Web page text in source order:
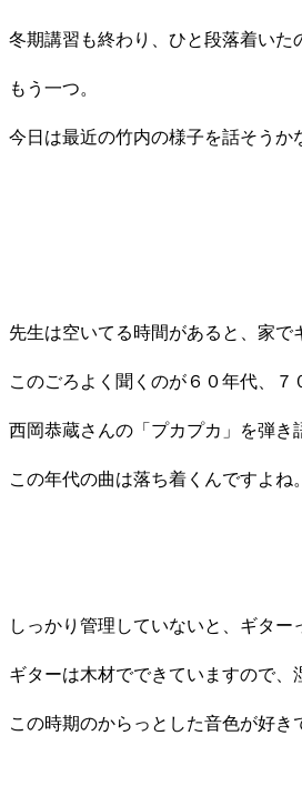
冬期講習も終わり、ひと段落着いた
もう一つ。
今日は最近の竹内の様子を話そうか
先生は空いてる時間があると、家で
このごろよく聞くのが６０年代、７
西岡恭蔵さんの「プカプカ」を弾き
この年代の曲は落ち着くんですよ
しっかり管理していないと、ギター
ギターは木材でできていますので、
この時期のからっとした音色が好き